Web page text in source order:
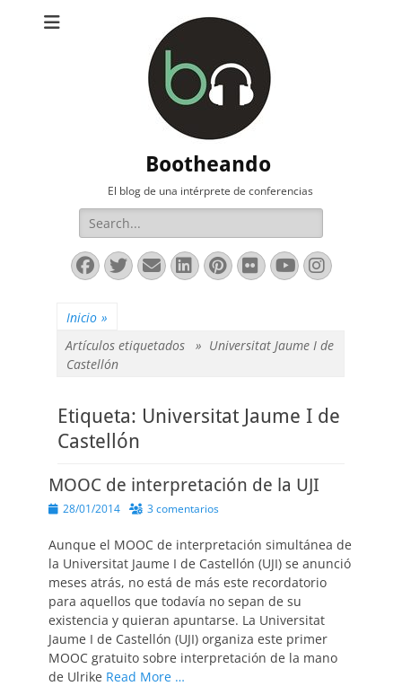
Bootheando
El blog de una intérprete de conferencias
Buscar:
Facebook
Twitter
Correo
electrónico
LinkedIn
Pinterest
FlickrYouTube
Inicio »
Artículos etiquetados » Universitat Jaume I de
Castellón
Etiqueta: Universitat Jaume I de
Castellón
MOOC de interpretación de la UJI
Publicado
28/01/2014 3 comentarios
Aunque el MOOC de interpretación simultánea de
la Universitat Jaume I de Castellón (UJI) se anunció
meses atrás, no está de más este recordatorio
para aquellos que todavía no sepan de su
existencia y quieran apuntarse. La Universitat
Jaume I de Castellón (UJI) organiza este primer
MOOC gratuito sobre interpretación de la mano
de Ulrike Read More …